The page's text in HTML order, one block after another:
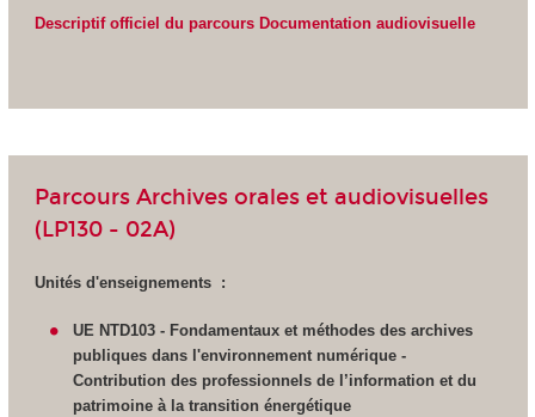
Descriptif officiel du parcours Documentation audiovisuelle
Parcours Archives orales et audiovisuelles
(LP130 - 02A)
Unités d'enseignements :
UE NTD103 - Fondamentaux et méthodes des archives
publiques dans l'environnement numérique -
Contribution des professionnels de l’information et du
patrimoine à la transition énergétique